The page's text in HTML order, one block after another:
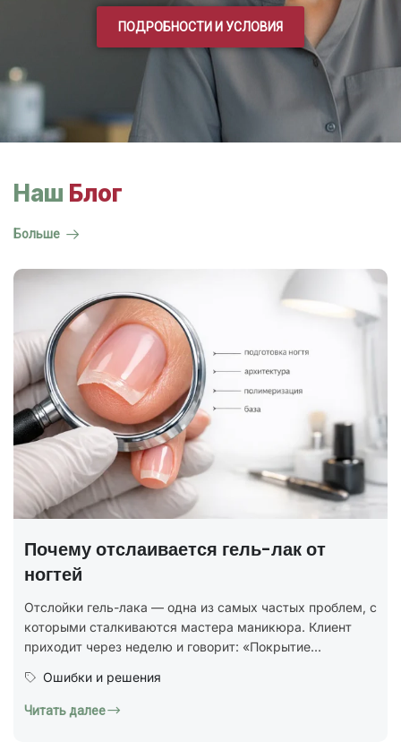
ПОДРОБНОСТИ И УСЛОВИЯ
Наш Блог
Больше
ГОСТ на маникюр Р 72319-2025 —
В 2025 году был утверждён новый национальный
стандарт ГОСТ Р 72319-2025 «Услуги бытовые.
Ногтевой сервис. Карты типовых технологических
процессов. Общие...
Юридическая грамотность